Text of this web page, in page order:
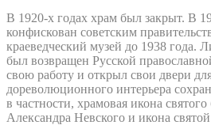
В 1920-х годах храм был закрыт. В
конфискован советским
краеведческий музей до 1938 года.
был возвращен Русской
свою работу и открыл свои двери
дореволюционного интерьера
в частности, храмовая икона святого
Александра Невского и икона